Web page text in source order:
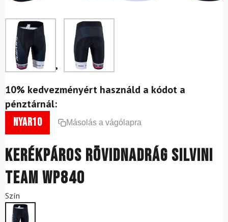
10% kedvezményért használd a kódot a
pénztárnál:
nyar10 Másolás a vágólapra
Kerékpáros rövidnadrág SILVINI
Team WP840
Szín